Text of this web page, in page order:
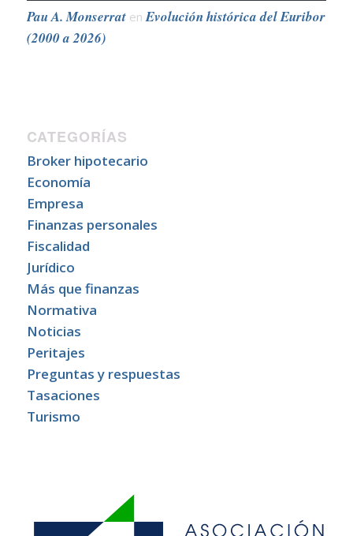
Pau A. MonserratenEvolución histórica del Euribor
(2000 a 2026)
CATEGORÍAS
Broker hipotecario
Economía
Empresa
Finanzas personales
Fiscalidad
Jurídico
Más que finanzas
Normativa
Noticias
Peritajes
Preguntas y respuestas
Tasaciones
Turismo